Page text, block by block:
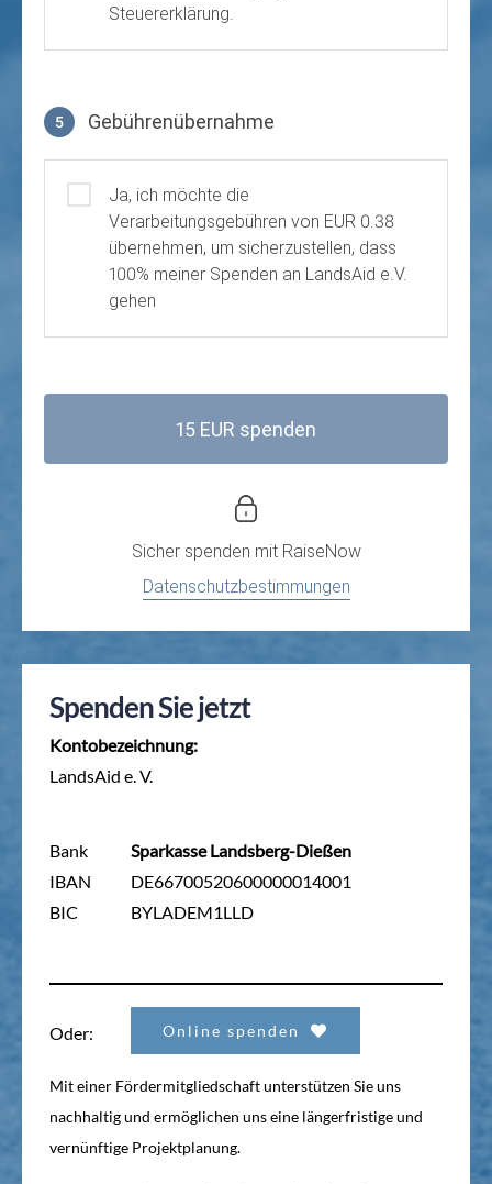
Steuererklärung.
5 Gebührenübernahme
Ja, ich möchte die
Verarbeitungsgebühren von EUR 0.38
übernehmen, um sicherzustellen, dass
100% meiner Spenden an LandsAid e.V.
gehen
15 EUR spenden
Sicher spenden mit RaiseNow
Datenschutzbestimmungen
Spenden Sie jetzt
Kontobezeichnung:
LandsAid e. V.
Bank
IBAN
BIC
Sparkasse Landsberg-Dießen
DE66700520600000014001
BYLADEM1LLD
Oder: Online spenden
Mit einer Fördermitgliedschaft unterstützen Sie uns
nachhaltig und ermöglichen uns eine längerfristige und
vernünftige Projektplanung.